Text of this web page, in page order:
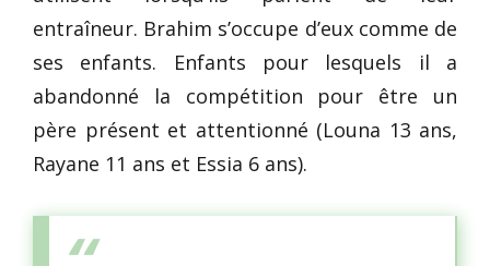
entraîneur. Brahim s’occupe d’eux comme de
ses enfants. Enfants pour lesquels il a
abandonné la compétition pour être un
père présent et attentionné (Louna 13 ans,
Rayane 11 ans et Essia 6 ans).